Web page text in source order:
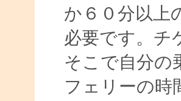
か６０分以上
必要です。チ
そこで自分の
フェリーの時